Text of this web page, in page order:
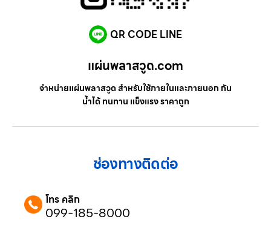
QR CODE LINE
แผ่นพลาสวูด.com
จำหน่ายแผ่นพลาสวูด สำหรับใช้ภายในและภายนอก กัน
น้ำได้ ทนทาน แข็งแรง ราคาถูก
ช่องทางติดต่อ
โทร คลิก
099-185-8000